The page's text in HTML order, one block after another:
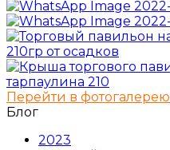
Перейти в фотогалерею
Блог
2023